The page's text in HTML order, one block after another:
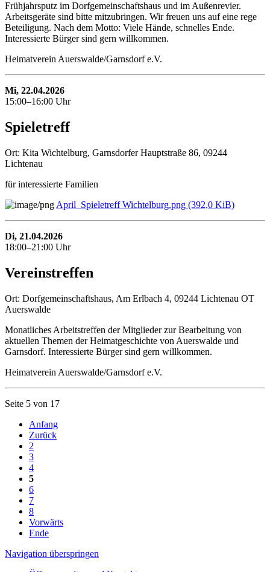
Frühjahrsputz im Dorfgemeinschaftshaus und im Außenrevier.
Arbeitsgeräte sind bitte mitzubringen. Wir freuen uns auf eine rege
Beteiligung. Nach dem Motto: Viele Hände, schnelles Ende.
Interessierte Bürger sind gern willkommen.
Heimatverein Auerswalde/Garnsdorf e.V.
Mi, 22.04.2026
15:00–16:00 Uhr
Spieletreff
Ort: Kita Wichtelburg, Garnsdorfer Hauptstraße 86, 09244
Lichtenau
für interessierte Familien
April_Spieletreff Wichtelburg.png (392,0 KiB)
Di, 21.04.2026
18:00–21:00 Uhr
Vereinstreffen
Ort: Dorfgemeinschaftshaus, Am Erlbach 4, 09244 Lichtenau OT
Auerswalde
Monatliches Arbeitstreffen der Mitglieder zur Bearbeitung von
aktuellen Themen der Heimatgeschichte von Auerswalde und
Garnsdorf. Interessierte Bürger sind gern willkommen.
Heimatverein Auerswalde/Garnsdorf e.V.
Seite 5 von 17
Anfang
Zurück
2
3
4
5
6
7
8
Vorwärts
Ende
Navigation überspringen